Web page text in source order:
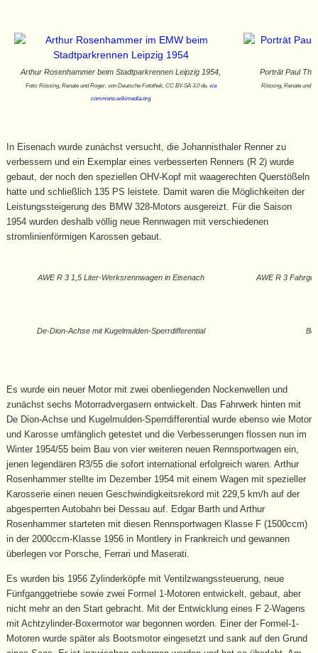
Arthur Rosenhammer beim Stadtparkrennen Leipzig 1954,
Foto: Rössing, Renate und Roger, von Deutsche Fotothek‎, CC BY-SA 3.0 de, via
commons.wikimedia.org
Porträt Paul
Rössing, Renate und
In Eisenach wurde zunächst versucht, die Johannisthaler Renner zu
verbessern und ein Exemplar eines verbesserten Renners (R 2) wurde
gebaut, der noch den speziellen OHV-Kopf mit waagerechten Querstößeln
hatte und schließlich 135 PS leistete. Damit waren die Möglichkeiten der
Leistungssteigerung des BMW 328-Motors ausgereizt. Für die Saison
1954 wurden deshalb völlig neue Rennwagen mit verschiedenen
stromlinienförmigen Karossen gebaut.
AWE R 3 1,5 Liter-Werksrennwagen in Eisenach AWE R 3
De-Dion-Achse mit Kugelmulden-Sperrdifferential
Es wurde ein neuer Motor mit zwei obenliegenden Nockenwellen und
zunächst sechs Motorradvergasern entwickelt. Das Fahrwerk hinten mit
De Dion-Achse und Kugelmulden-Sperrdifferential wurde ebenso wie Motor
und Karosse umfänglich getestet und die Verbesserungen flossen nun im
Winter 1954/55 beim Bau von vier weiteren neuen Rennsportwagen ein,
jenen legendären R3/55 die sofort international erfolgreich waren. Arthur
Rosenhammer stellte im Dezember 1954 mit einem Wagen mit spezieller
Karosserie einen neuen Geschwindigkeitsrekord mit 229,5 km/h auf der
abgesperrten Autobahn bei Dessau auf. Edgar Barth und Arthur
Rosenhammer starteten mit diesen Rennsportwagen Klasse F (1500ccm)
in der 2000ccm-Klasse 1956 in Montlery in Frankreich und gewannen
überlegen vor Porsche, Ferrari und Maserati.
Es wurden bis 1956 Zylinderköpfe mit Ventilzwangssteuerung, neue
Fünfganggetriebe sowie zwei Formel 1-Motoren entwickelt, gebaut, aber
nicht mehr an den Start gebracht. Mit der Entwicklung eines F 2-Wagens
mit Achtzylinder-Boxermotor war begonnen worden. Einer der Formel-1-
Motoren wurde später als Bootsmotor eingesetzt und sank auf den Grund